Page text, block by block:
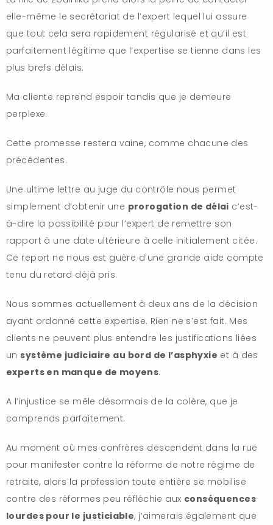
elle-même le secrétariat de l’expert lequel lui assure
que tout cela sera rapidement régularisé et qu’il est
parfaitement légitime que l’expertise se tienne dans les
plus brefs délais.
Ma cliente reprend espoir tandis que je demeure
perplexe.
Cette promesse restera vaine, comme chacune des
précédentes.
Une ultime lettre au juge du contrôle nous permet
simplement d’obtenir une prorogation de délai c’est-
à-dire la possibilité pour l’expert de remettre son
rapport à une date ultérieure à celle initialement citée.
Ce report ne nous est guère d’une grande aide compte
tenu du retard déjà pris.
Nous sommes actuellement à deux ans de la décision
ayant ordonné cette expertise. Rien ne s’est fait. Mes
clients ne peuvent plus entendre les justifications liées
unsystème judiciaire au bord de l’asphyxie et à des
experts en manque de moyens.
A l’injustice se mêle désormais de la colère, que je
comprends parfaitement.
Au moment où mes confrères descendent dans la rue
pour manifester contre la réforme de notre régime de
retraite, alors la profession toute entière se mobilise
contre des réformes peu réfléchie aux conséquences
lourdes pour le justiciable, j’aimerais également que